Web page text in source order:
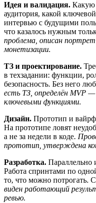
Идея и валидация. Какую
аудитория, какой
интервью с будущими
что казалось нужным
проблема, описан
монетизации.
ТЗ и проектирование.
в техзадании: функции,
безопасность. Без него
есть ТЗ, определён MVP —
ключевыми функциями.
Дизайн. Прототип и
На прототипе ловят
а не за недели в коде.
прототип, утверждена
Разработка. Параллельно
Работа спринтами по
то, что можно потрогать.
виден работающий
ревью.